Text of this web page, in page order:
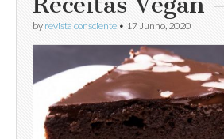
by revista consciente • 17 Junho, 2020